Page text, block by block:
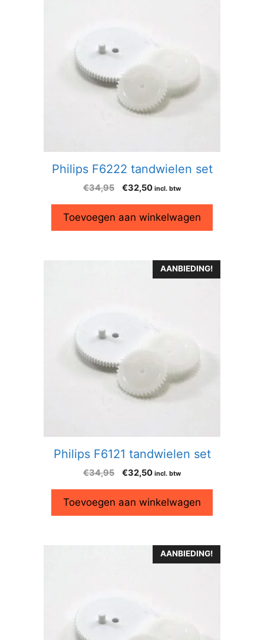
Philips F6222 tandwielen set
€34,95 €32,50 incl. btw
Toevoegen aan winkelwagen
AANBIEDING!
Philips F6121 tandwielen set
€34,95 €32,50 incl. btw
Toevoegen aan winkelwagen
AANBIEDING!